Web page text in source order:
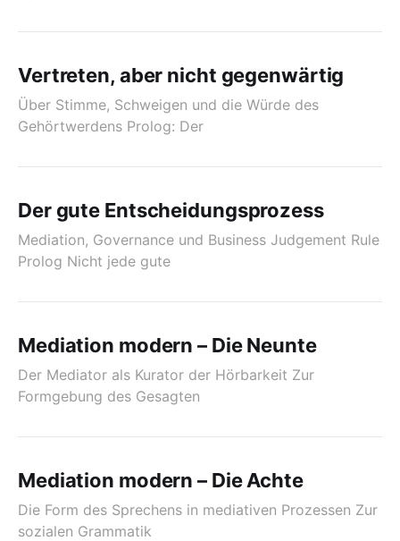
Vertreten, aber nicht gegenwärtig
Über Stimme, Schweigen und die Würde des
Gehörtwerdens Prolog: Der
Der gute Entscheidungsprozess
Mediation, Governance und Business Judgement Rule
Prolog Nicht jede gute
Mediation modern – Die Neunte
Der Mediator als Kurator der Hörbarkeit Zur
Formgebung des Gesagten
Mediation modern – Die Achte
Die Form des Sprechens in mediativen Prozessen Zur
sozialen Grammatik